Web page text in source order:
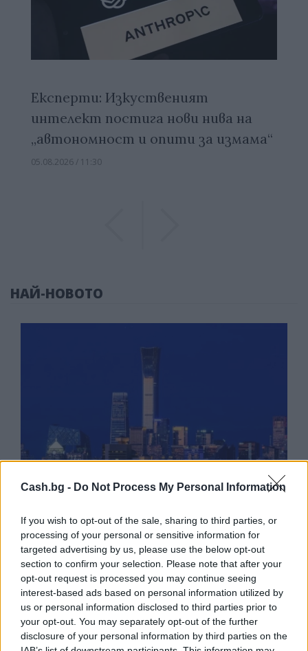
Cash.bg - Do Not Process My Personal Information
If you wish to opt-out of the sale, sharing to third parties, or
processing of your personal or sensitive information for
targeted advertising by us, please use the below opt-out
section to confirm your selection. Please note that after your
opt-out request is processed you may continue seeing
interest-based ads based on personal information utilized by
us or personal information disclosed to third parties prior to
your opt-out. You may separately opt-out of the further
disclosure of your personal information by third parties on the
Експерти: Изкуственият
интелект постига нови нива на
„автономност и опити за измама“
05.08.2026 / 11:30
НАЙ-НОВОТО
Пекин е обявен за Световна столица
на архитектурата за 2029 г.
06.08.2026 / 17:30